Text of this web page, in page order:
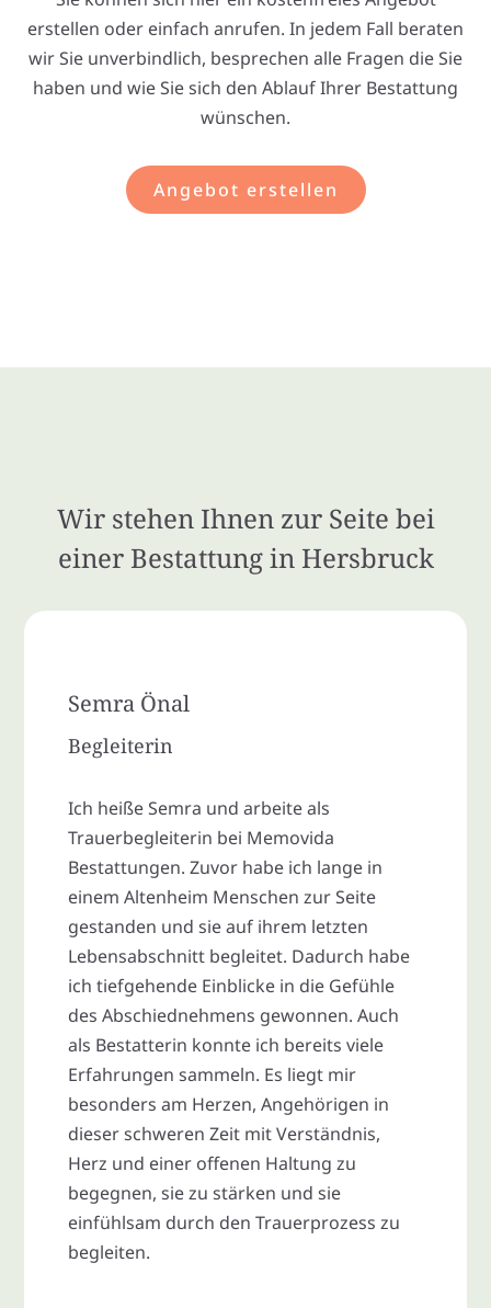
erstellen oder einfach anrufen. In jedem Fall beraten
wir Sie unverbindlich, besprechen alle Fragen die Sie
haben und wie Sie sich den Ablauf Ihrer Bestattung
wünschen.
Angebot erstellen
Wir stehen Ihnen zur Seite bei
einer Bestattung in Hersbruck
Semra Önal
Begleiterin
Ich heiße Semra und arbeite als
Trauerbegleiterin bei Memovida
Bestattungen. Zuvor habe ich lange in
einem Altenheim Menschen zur Seite
gestanden und sie auf ihrem letzten
Lebensabschnitt begleitet. Dadurch habe
ich tiefgehende Einblicke in die Gefühle
des Abschiednehmens gewonnen. Auch
als Bestatterin konnte ich bereits viele
Erfahrungen sammeln. Es liegt mir
besonders am Herzen, Angehörigen in
dieser schweren Zeit mit Verständnis,
Herz und einer offenen Haltung zu
begegnen, sie zu stärken und sie
einfühlsam durch den Trauerprozess zu
begleiten.